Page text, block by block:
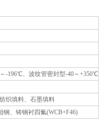
-196℃、波纹管密封型-40～+350℃
织填料、石墨填料
钢、铸钢衬四氟(WCB+F46)